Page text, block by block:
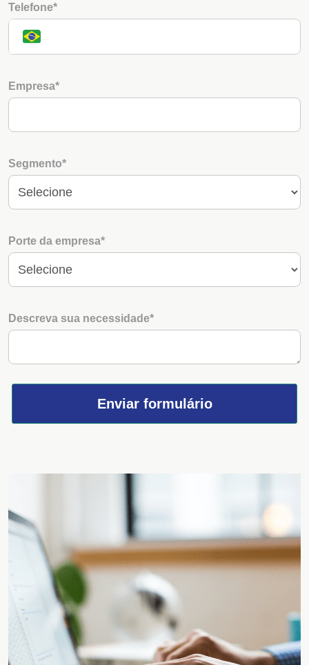
Telefone*
Empresa*
Segmento*
Porte da empresa*
Descreva sua necessidade*
Enviar formulário